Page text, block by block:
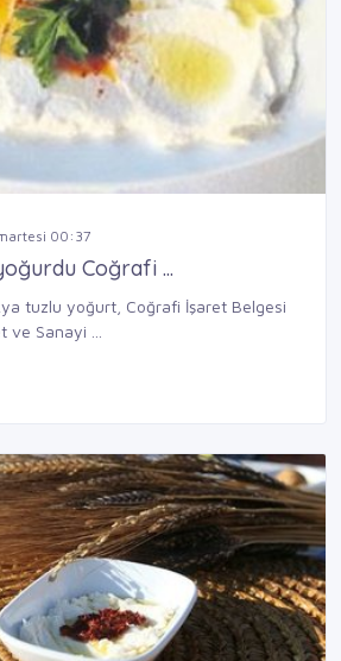
00:37
Coğrafi ...
tuzlu yoğurt, Coğrafi İşaret Belgesi
ve Sanayi ...